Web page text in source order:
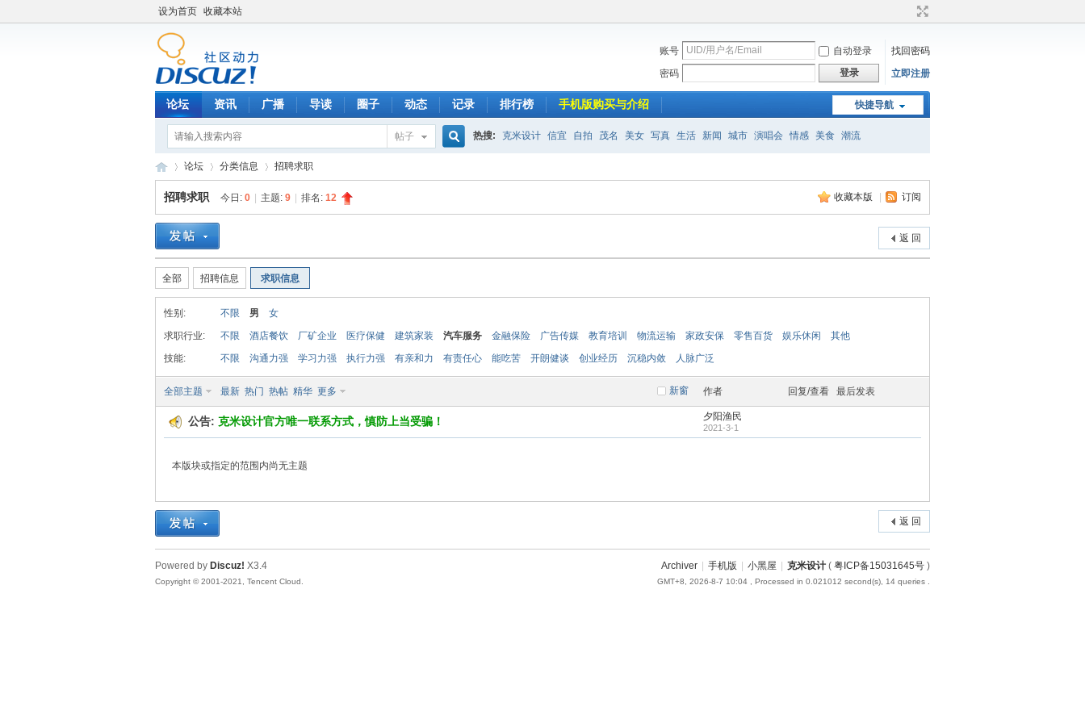
设为首页 收藏本站
账号 自动登录
找回密码
密码
登录 立即注册
快捷导航
论坛 资讯 广播 导读 圈子 动态 记录 排行榜 手机版购买与介绍
帖子 热搜: 克米设计 信宜 自拍 茂名 美女 写真 生活 新闻 城市 演唱会 情感 美食 潮流
»
论坛
›
分类信息 招聘求职
收藏本版 订阅
招聘求职 今日: 0 主题: 9 排名: 12
返 回
全部 招聘信息 求职信息
性别: 不限 男
女
求职行业:
不限 酒店餐饮 厂矿企业 医疗保健 建筑家装 汽车服务 金融保险 广告传媒 教育培训 物流运输 家政安保 零售百货 娱乐休闲
其他
技能:
不限 沟通力强 学习力强 执行力强 有亲和力 有责任心 能吃苦 开朗健谈 创业经历 沉稳内敛 人脉广泛
新窗
全部主题 最新 热门 热帖 精华 更多 作者 回复/查看 最后发表
公告: 克米设计官方唯一联系方式，慎防上当受骗！ 夕阳渔民
2021-3-1
本版块或指定的范围内尚无主题
返 回
Archiver 手机版 小黑屋 克米设计 ( 粤ICP备15031645号 )
GMT+8, 2026-8-7 10:04 , Processed in 0.021012 second(s), 14 queries .
Powered by Discuz! X3.4
Copyright © 2001-2021, Tencent Cloud.